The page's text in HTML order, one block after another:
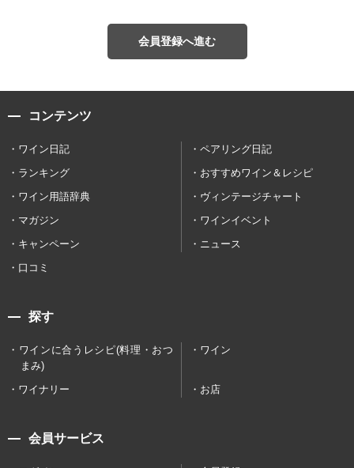
会員登録へ進む
コンテンツ
ワイン日記
ペアリング日記
ランキング
おすすめワイン＆レシピ
ワイン用語辞典
ヴィンテージチャート
マガジン
ワインイベント
キャンペーン
ニュース
口コミ
探す
ワインに合うレシピ(料理・おつ
まみ)
ワイン
ワイナリー お店
会員サービス